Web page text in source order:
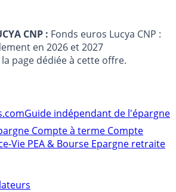
CNP : Fonds euros Lucya CNP :
en 2026 et 2027
page dédiée à cette offre.
Guide indépendant de l'épargne
Compte à terme Compte
Vie PEA & Bourse Epargne retraite